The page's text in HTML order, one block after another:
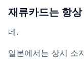
재류카드는 항
네.
일본에서는 상시 소